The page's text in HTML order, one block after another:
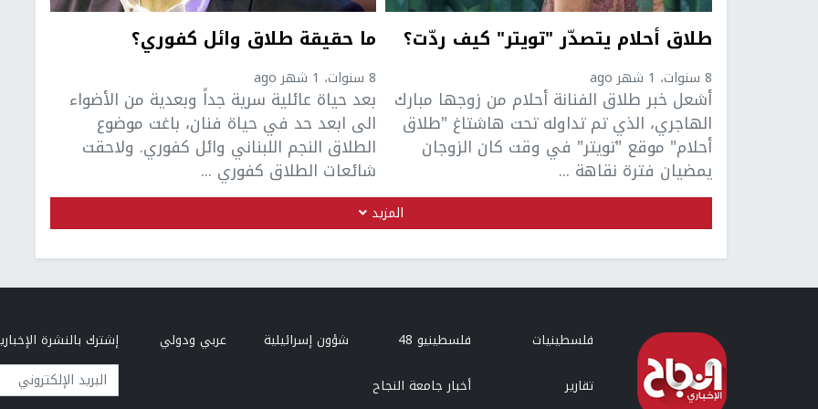
طلاق أحلام يتصدّر "تويتر" كيف ردّت؟
8 سنوات، 1 شهر ago
أشعل خبر طلاق الفنانة أحلام من زوجها مبارك
الهاجري، الذي تم تداوله تحت هاشتاغ "طلاق
أحلام" موقع "تويتر" في وقت كان الزوجان
يمضيان فترة نقاهة ...
ما حقيقة طلاق وائل كفوري؟
8 سنوات، 1 شهر ago
بعد حياة عائلية سرية جداً وبعدية من الأضواء
الى ابعد حد في حياة فنان، باغت موضوع
الطلاق النجم اللبناني وائل كفوري. ولاحقت
شائعات الطلاق كفوري ...
المزيد
فلسطينيات فلسطينيو 48 شؤون إسرائيلية
عربي ودولي
تقارير
أخبار جامعة النجاح
إشترك بالنشرة
البريد الإلكتروني